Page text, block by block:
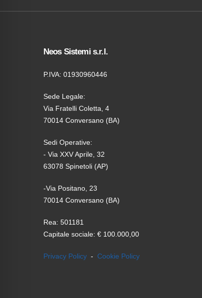
Neos Sistemi s.r.l.
P.IVA: 01930960446
Sede Legale:
Via Fratelli Coletta, 4
70014 Conversano (BA)
Sedi Operative:
- Via XXV Aprile, 32
63078 Spinetoli (AP)
-Via Positano, 23
70014 Conversano (BA)
Rea: 501181
Capitale sociale: € 100.000,00
Privacy Policy - Cookie Policy